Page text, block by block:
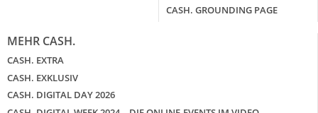
CASH. GROUNDING PAGE
MEHR CASH.
CASH. EXTRA
CASH. EXKLUSIV
CASH. DIGITAL DAY 2026